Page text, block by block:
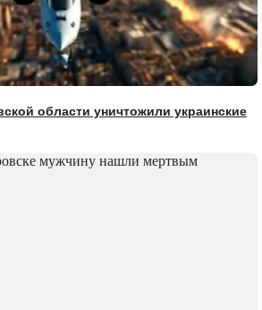
области уничтожили украинские